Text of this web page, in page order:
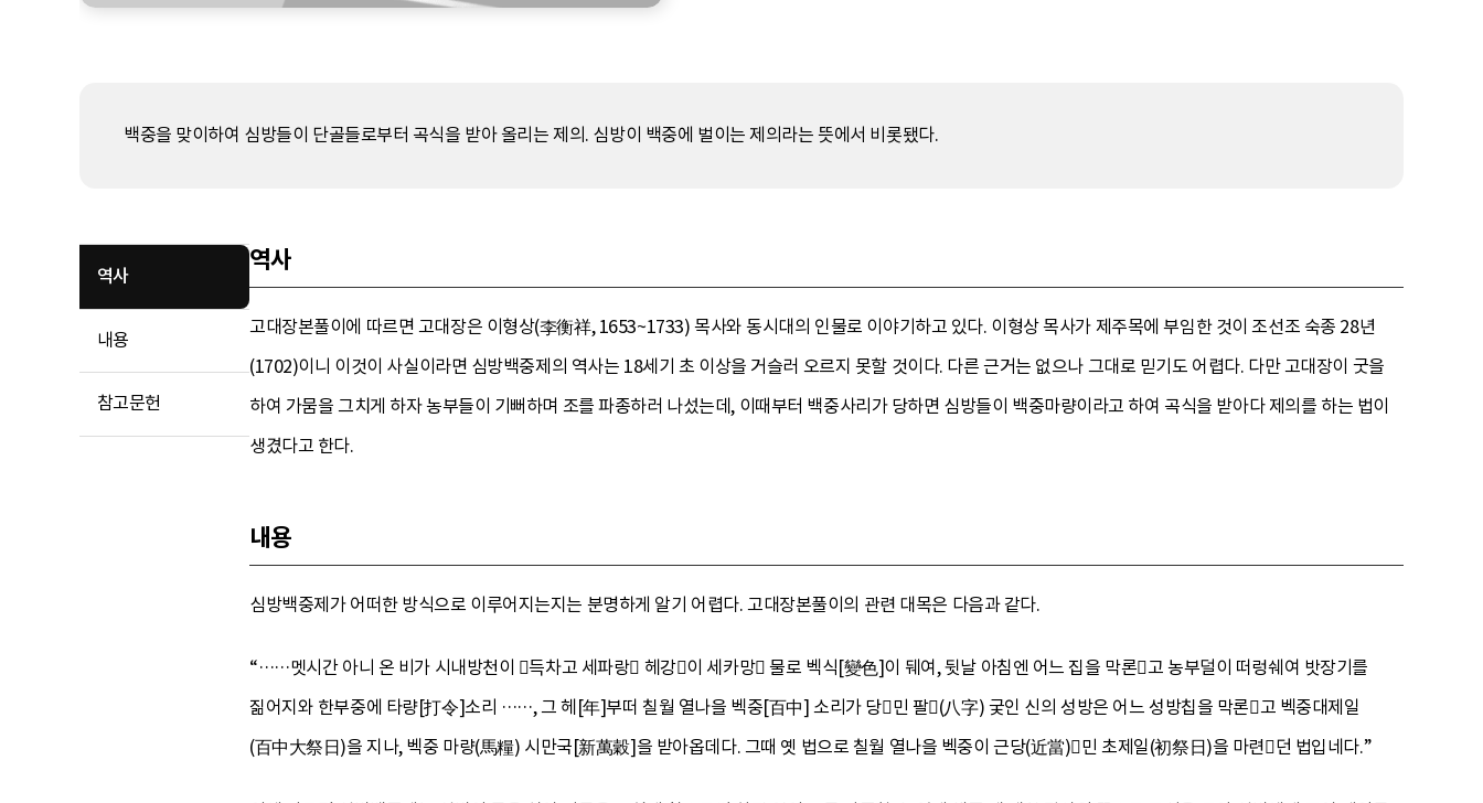
백중을 맞이하여 심방들이 단골들로부터 곡식을 받아 올리는 제의. 심방이 백중에 벌이는 제의라는 뜻에서 비롯됐다.
역사
내용
참고문헌
역사
고대장본풀이에 따르면 고대장은 이형상(李衡祥, 1653~1733) 목사와 동시대의 인물로 이야기하고 있다. 이형상 목사가 제주목에 부임한 것이 조선조 숙종 28년
(1702)이니 이것이 사실이라면 심방백중제의 역사는 18세기 초 이상을 거슬러 오르지 못할 것이다. 다른 근거는 없으나 그대로 믿기도 어렵다. 다만 고대장이 굿을
하여 가뭄을 그치게 하자 농부들이 기뻐하며 조를 파종하러 나섰는데, 이때부터 백중사리가 당하면 심방들이 백중마량이라고 하여 곡식을 받아다 제의를 하는 법이
생겼다고 한다.
내용
심방백중제가 어떠한 방식으로 이루어지는지는 분명하게 알기 어렵다. 고대장본풀이의 관련 대목은 다음과 같다.
“……멧시간 아니 온 비가 시내방천이 득차고 세파랑 헤강이 세카망 물로 벡식[變色]이 뒈여, 뒷날 아침엔 어느 집을 막론고 농부덜이 떠렁쉐여 밧장기를
짊어지와 한부중에 타량[打令]소리 ……, 그 헤[年]부떠 칠월 열나을 벡중[百中] 소리가 당민 팔(八字) 궂인 신의 성방은 어느 성방칩을 막론고 벡중대제일
(百中大祭日)을 지나, 벡중 마량(馬糧) 시만국[新萬穀]을 받아옵데다. 그때 옛 법으로 칠월 열나을 벡중이 근당(近當)민 초제일(初祭日)을 마련던 법입네다.”